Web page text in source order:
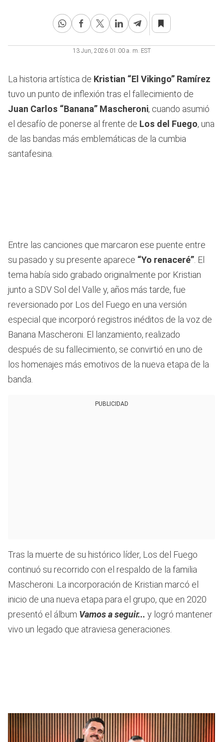
13 Jun, 2026 01:00 a. m. EST
La historia artística de Kristian “El Vikingo” Ramírez
tuvo un punto de inflexión tras el fallecimiento de
Juan Carlos “Banana” Mascheroni, cuando asumió
el desafío de ponerse al frente de Los del Fuego, una
de las bandas más emblemáticas de la cumbia
santafesina.
Entre las canciones que marcaron ese puente entre
su pasado y su presente aparece “Yo renaceré” . El
tema había sido grabado originalmente por Kristian
junto a SDV Sol del Valle y, años más tarde, fue
reversionado por Los del Fuego en una versión
especial que incorporó registros inéditos de la voz de
Banana Mascheroni. El lanzamiento, realizado
después de su fallecimiento, se convirtió en uno de
los homenajes más emotivos de la nueva etapa de la
banda.
PUBLICIDAD
Tras la muerte de su histórico líder, Los del Fuego
continuó su recorrido con el respaldo de la familia
Mascheroni. La incorporación de Kristian marcó el
inicio de una nueva etapa para el grupo, que en 2020
presentó el álbum Vamos a seguir... y logró mantener
vivo un legado que atraviesa generaciones.